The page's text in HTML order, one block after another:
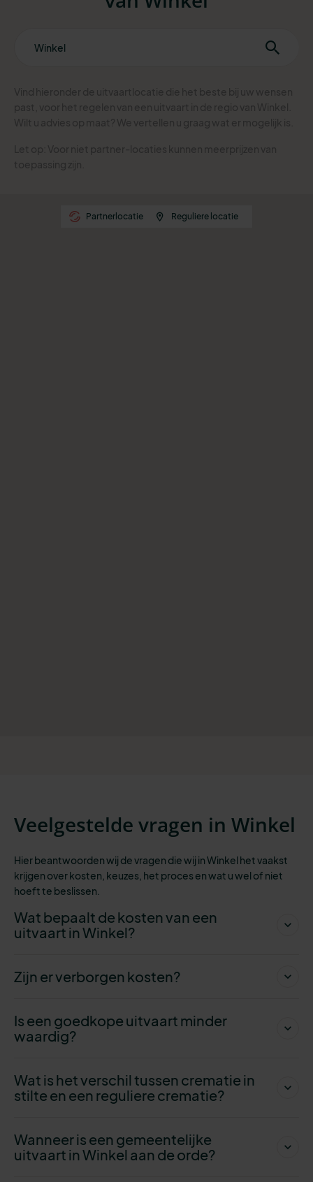
Partnerlocatie Reguliere locatie
Veelgestelde vragen in Winkel
Hier beantwoorden wij de vragen die wij in Winkel het vaakst
krijgen over kosten, keuzes, het proces en wat u wel of niet
hoeft te beslissen.
Wat bepaalt de kosten van een
uitvaart in Winkel?
Zijn er verborgen kosten?
Is een goedkope uitvaart minder
waardig?
Wat is het verschil tussen crematie in
stilte en een reguliere crematie?
Wanneer is een gemeentelijke
uitvaart in Winkel aan de orde?